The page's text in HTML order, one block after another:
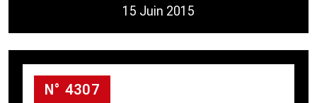
15 Juin 2015
N° 4307